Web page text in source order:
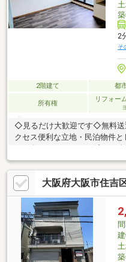
2
そ
2階建て 都
所有権
リフォー
◇見るだけ大歓迎です◇無料送
クセス便利な立地・民泊物件
住環境良好◇レスポンスは迅
様の「面倒だな」をフルサポ
い」「他社でローンをを断ら
みたい」「相談だけしてみた
「無駄を省きたい」等お気軽に
大阪府大阪市住吉